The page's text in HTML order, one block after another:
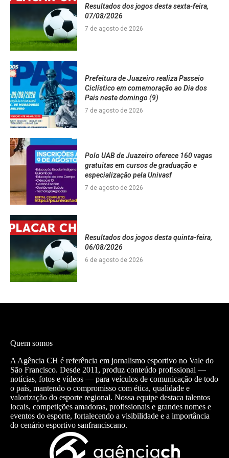
Resultados dos jogos desta sexta-feira,
07/08/2026
7 de agosto de 2026
Prefeitura de Juazeiro realiza Passeio
Ciclístico em comemoração ao Dia dos
Pais neste domingo (9)
7 de agosto de 2026
Polo UAB de Juazeiro oferece 160 vagas
gratuitas em cursos de graduação e
especialização pela Univasf
7 de agosto de 2026
Resultados dos jogos desta quinta-feira,
06/08/2026
6 de agosto de 2026
Quem somos
A Agência CH é referência em jornalismo esportivo no Vale do
São Francisco. Desde 2011, produz conteúdo profissional —
notícias, fotos e vídeos — para veículos de comunicação de todo
o país, mantendo o compromisso com ética, qualidade e
valorização do esporte regional. Nossa equipe destaca talentos
locais, competições amadoras, profissionais e grandes nomes e
eventos do esporte, fortalecendo a visibilidade e a importância
do cenário esportivo sanfranciscano.